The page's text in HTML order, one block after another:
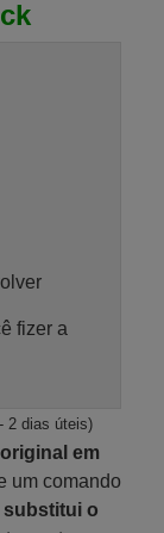
fizer a
2 dias úteis)
em
um comando
substitui o